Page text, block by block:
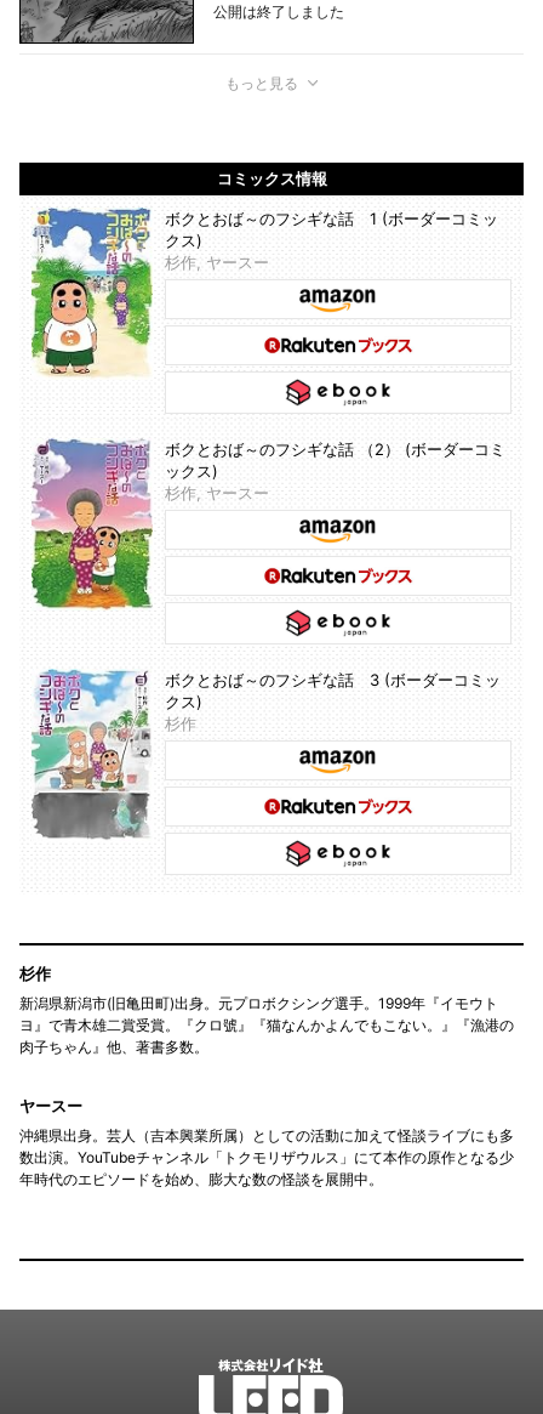
公開は終了しました
もっと見る
コミックス情報
ボクとおば～のフシギな話 1 (ボーダーコミッ
クス)
杉作, ヤースー
ボクとおば～のフシギな話 （2） (ボーダーコミ
ックス)
杉作, ヤースー
ボクとおば～のフシギな話 3 (ボーダーコミッ
クス)
杉作
杉作
新潟県新潟市(旧亀田町)出身。元プロボクシング選手。1999年『イモウト
ヨ』で青木雄二賞受賞。『クロ號』『猫なんかよんでもこない。』『漁港の
肉子ちゃん』他、著書多数。
ヤースー
沖縄県出身。芸人（吉本興業所属）としての活動に加えて怪談ライブにも多
数出演。YouTubeチャンネル「トクモリザウルス」にて本作の原作となる少
年時代のエピソードを始め、膨大な数の怪談を展開中。
LEED